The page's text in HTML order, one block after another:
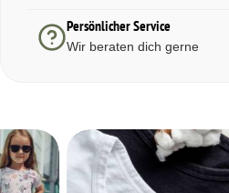
Persönlicher Service
Wir beraten dich gerne